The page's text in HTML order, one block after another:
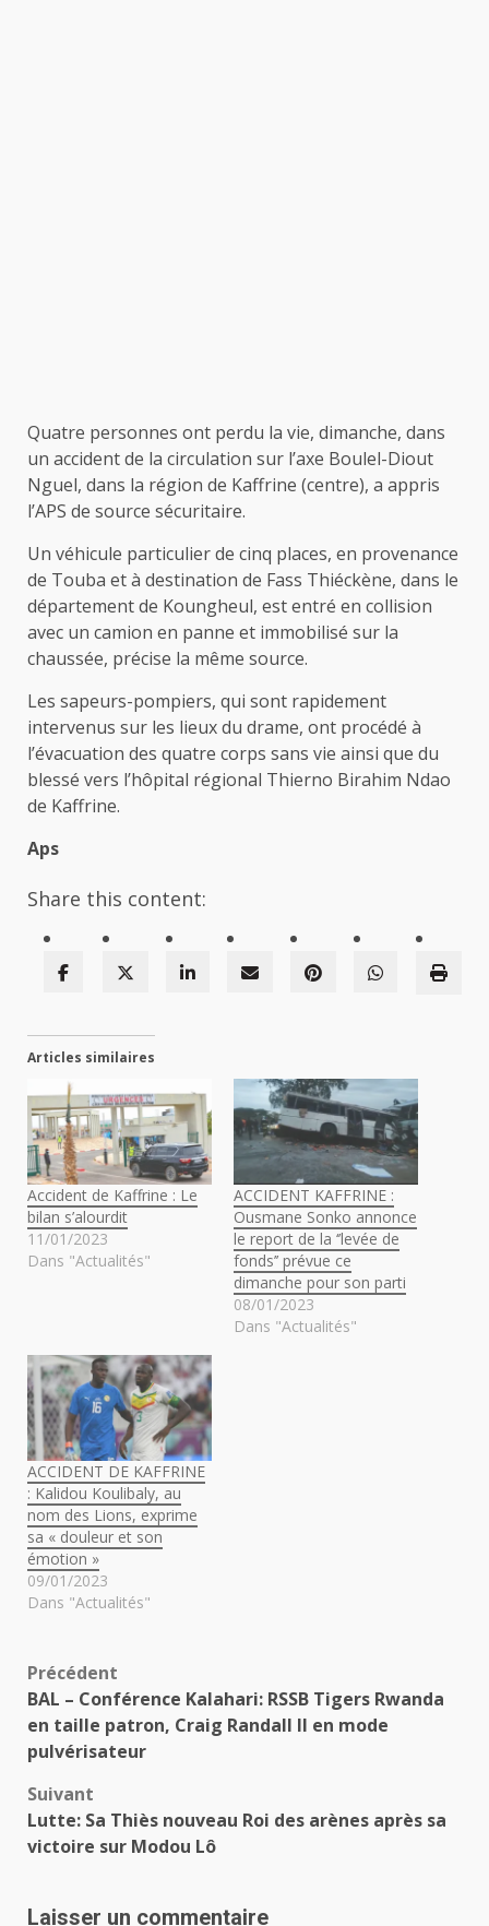
Quatre personnes ont perdu la vie, dimanche, dans
un accident de la circulation sur l’axe Boulel-Diout
Nguel, dans la région de Kaffrine (centre), a appris
l’APS de source sécuritaire.
Un véhicule particulier de cinq places, en provenance
de Touba et à destination de Fass Thiéckène, dans le
département de Koungheul, est entré en collision
avec un camion en panne et immobilisé sur la
chaussée, précise la même source.
Les sapeurs-pompiers, qui sont rapidement
intervenus sur les lieux du drame, ont procédé à
l’évacuation des quatre corps sans vie ainsi que du
blessé vers l’hôpital régional Thierno Birahim Ndao
de Kaffrine.
Aps
Share this content:
Articles similaires
Accident de Kaffrine : Le
bilan s’alourdit
11/01/2023
Dans "Actualités"
ACCIDENT KAFFRINE :
Ousmane Sonko annonce
le report de la ‘’levée de
fonds’’ prévue ce
dimanche pour son parti
08/01/2023
Dans "Actualités"
ACCIDENT DE KAFFRINE
: Kalidou Koulibaly, au
nom des Lions, exprime
sa « douleur et son
émotion »
09/01/2023
Dans "Actualités"
Navigation
d’article
Précédent
BAL – Conférence Kalahari: RSSB Tigers Rwanda
en taille patron, Craig Randall II en mode
pulvérisateur
Suivant
Lutte: Sa Thiès nouveau Roi des arènes après sa
victoire sur Modou Lô
Laisser un commentaire